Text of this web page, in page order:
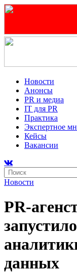
Новости
Анонсы
PR и медиа
IT для PR
Практика
Экспертное
Кейсы
Вакансии
Новости
PR-
данных